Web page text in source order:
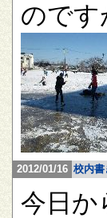
のです
2012/01/16 校内書
今日か